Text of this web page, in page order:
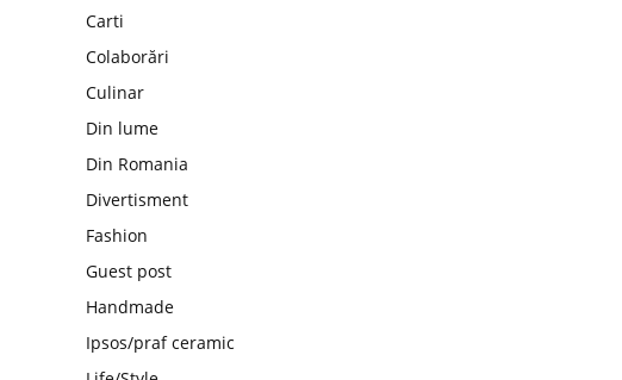
Carti
Colaborări
Culinar
Din lume
Din Romania
Divertisment
Fashion
Guest post
Handmade
Ipsos/praf ceramic